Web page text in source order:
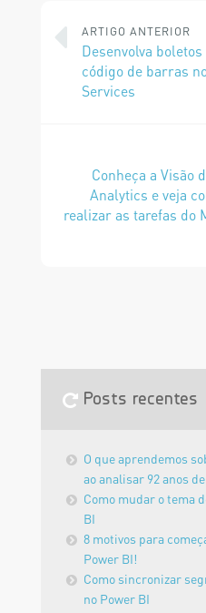
ARTIGO ANTERIOR
Desenvolva
código de barras
Services
Conheça a Visão
Analytics e veja
realizar as tarefas do
Posts recentes
O que aprendemos
ao analisar 92 anos
Como mudar o tema
BI
8 motivos para
Power BI!
Como sincronizar
no Power BI